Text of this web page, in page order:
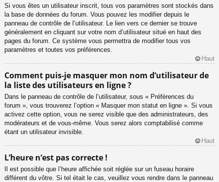
Si vous êtes un utilisateur inscrit, tous vos paramètres sont stockés dans
la base de données du forum. Vous pouvez les modifier depuis le
panneau de contrôle de l’utilisateur. Le lien vers ce dernier se trouve
généralement en cliquant sur votre nom d’utilisateur situé en haut des
pages du forum. Ce système vous permettra de modifier tous vos
paramètres et toutes vos préférences.
Haut
Comment puis-je masquer mon nom d’utilisateur de
la liste des utilisateurs en ligne ?
Dans le panneau de contrôle de l’utilisateur, sous « Préférences du
forum », vous trouverez l’option « Masquer mon statut en ligne ». Si vous
activez cette option, vous ne serez visible que des administrateurs, des
modérateurs et de vous-même. Vous serez alors comptabilisé comme
étant un utilisateur invisible.
Haut
L’heure n’est pas correcte !
Il est possible que l’heure affichée soit réglée sur un fuseau horaire
différent du vôtre. Si tel était le cas, veuillez vous rendre dans le panneau